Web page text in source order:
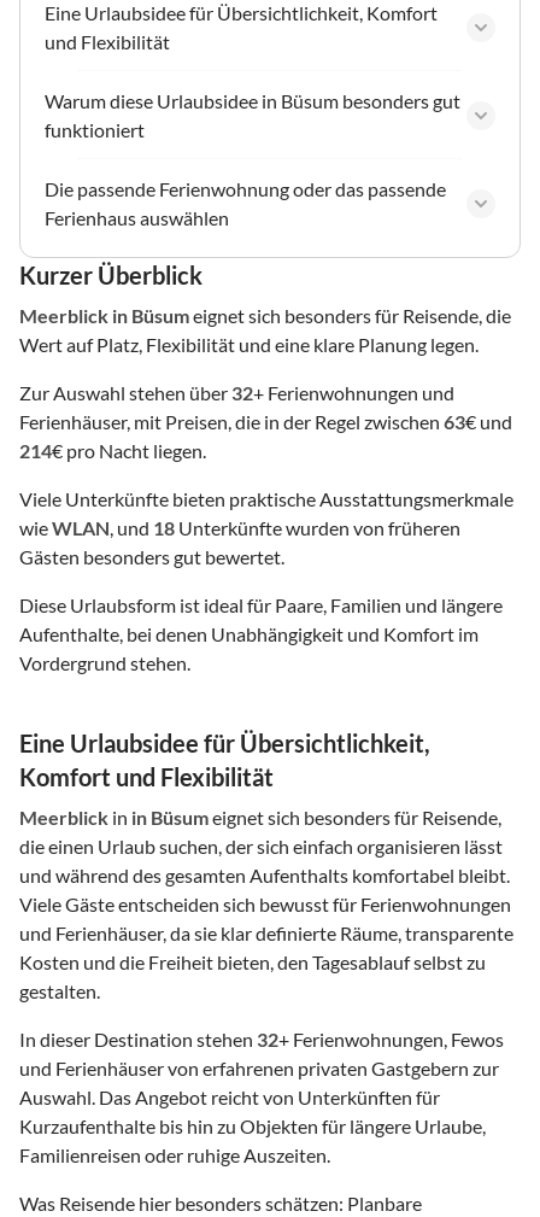
Eine Urlaubsidee für Übersichtlichkeit, Komfort
und Flexibilität
Warum diese Urlaubsidee in Büsum besonders gut
funktioniert
Die passende Ferienwohnung oder das passende
Ferienhaus auswählen
Kurzer Überblick
Meerblick in Büsumeignet sich besonders für Reisende, die
Wert auf Platz, Flexibilität und eine klare Planung legen.
Zur Auswahl stehen über 32+ Ferienwohnungen und
Ferienhäuser, mit Preisen, die in der Regel zwischen 63€ und
214€ pro Nacht liegen.
Viele Unterkünfte bieten praktische Ausstattungsmerkmale
wieWLAN, und 18 Unterkünfte wurden von früheren
Gästen besonders gut bewertet.
Diese Urlaubsform ist ideal für Paare, Familien und längere
Aufenthalte, bei denen Unabhängigkeit und Komfort im
Vordergrund stehen.
Eine Urlaubsidee für Übersichtlichkeit,
Komfort und Flexibilität
Meerblick in in Büsumeignet sich besonders für Reisende,
die einen Urlaub suchen, der sich einfach organisieren lässt
und während des gesamten Aufenthalts komfortabel bleibt.
Viele Gäste entscheiden sich bewusst für Ferienwohnungen
und Ferienhäuser, da sie klar definierte Räume, transparente
Kosten und die Freiheit bieten, den Tagesablauf selbst zu
gestalten.
In dieser Destination stehen 32+ Ferienwohnungen, Fewos
und Ferienhäuser von erfahrenen privaten Gastgebern zur
Auswahl. Das Angebot reicht von Unterkünften für
Kurzaufenthalte bis hin zu Objekten für längere Urlaube,
Familienreisen oder ruhige Auszeiten.
Was Reisende hier besonders schätzen: Planbare